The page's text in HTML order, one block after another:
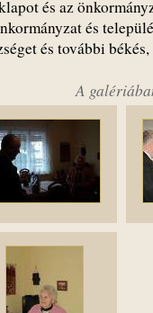
és az
és
és további
A